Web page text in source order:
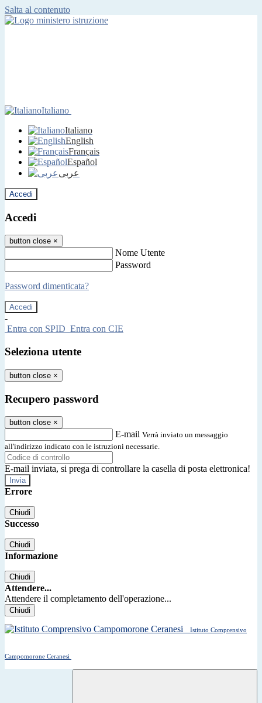
Salta al contenuto
Italiano
Italiano
English
Français
Español
عربى
Accedi
Accedi
button close ×
Nome Utente
Password
Password dimenticata?
-
Entra con SPID Entra con CIE
Seleziona utente
button close ×
Recupero password
button close ×
E-mail Verrà inviato un messaggio
all'indirizzo indicato con le istruzioni necessarie.
E-mail inviata, si prega di controllare la casella di posta elettronica!
Errore
Chiudi
Successo
Chiudi
Informazione
Chiudi
Attendere...
Attendere il completamento dell'operazione...
Chiudi
Istituto Comprensivo
Campomorone Ceranesi